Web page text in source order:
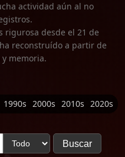
actividad aún al no
rigurosa desde el 21 de
reconstruído a partir de
memoria.
1990s 2000s 2010s 2020s